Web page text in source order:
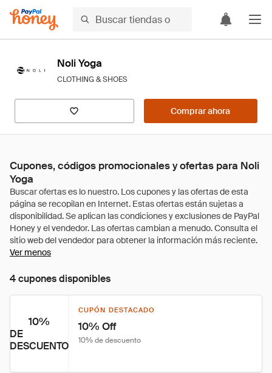
Noli Yoga
CLOTHING & SHOES
Comprar ahora
Cupones, códigos promocionales y ofertas para Noli
Yoga
Ver menos
4 cupones disponibles
10%
DE
DESCUENTO
CUPÓN DESTACADO
10% Off
10% de descuento